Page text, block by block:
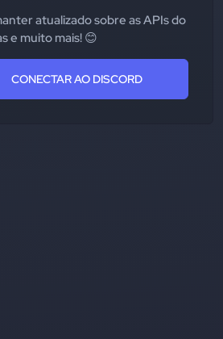
atualizado sobre as APIs do
e muito mais! 😊
CONECTAR AO DISCORD